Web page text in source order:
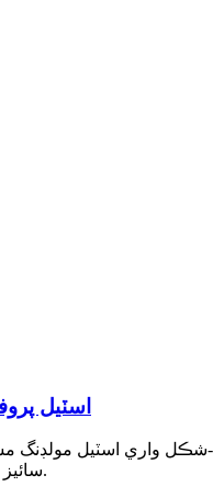
اسٽيل
واري اسٽيل مولڊنگ
سائيز جي مطابق سي-شڪل واري اسٽيل جي ٺهڻ واري عمل کي خودڪار طريقي سان مڪمل ڪري سگهي ٿي.